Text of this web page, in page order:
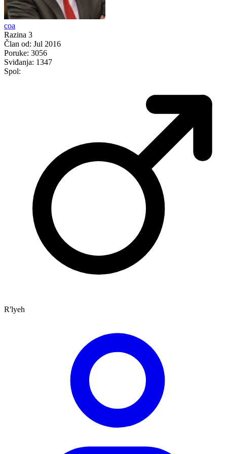
coa
Razina 3
Član od: Jul 2016
Poruke: 3056
Sviđanja: 1347
Spol:
R'lyeh